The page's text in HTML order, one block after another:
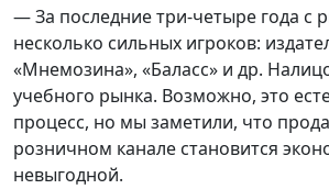
— За последние три-четыре года с
несколько сильных игроков:
«Мнемозина», «Баласс» и др.
учебного рынка. Возможно, это
процесс, но мы заметили, что
розничном канале становится
невыгодной.